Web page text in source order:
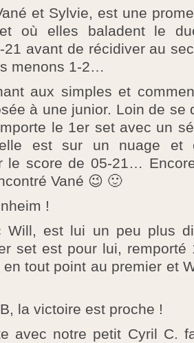
et Sylvie, est une
où elles baladent le
21 avant de récidiver au
menons 1-2…
aux simples et
à une junior. Loin de se
le 1er set avec un
est sur un nuage et
le score de 05-21…
Vané 😉 🙂
!
Will, est lui un peu plus
set est pour lui, remporté
tout point au premier et
la victoire est proche !
avec notre petit Cyril C.